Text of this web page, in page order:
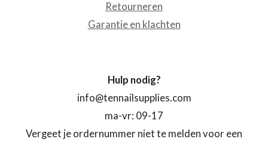
Retourneren
Garantie en klachten
Hulp nodig?
info@tennailsupplies.com
ma-vr: 09-17
Vergeet je ordernummer niet te melden voor een